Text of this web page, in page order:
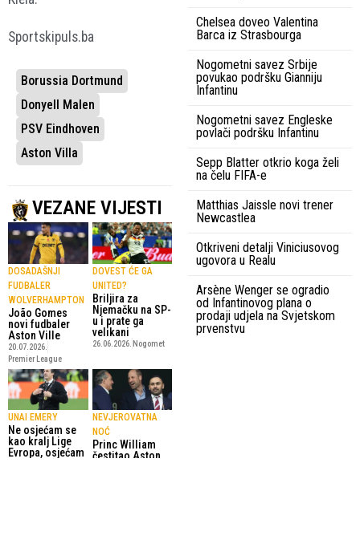
Sportskipuls.ba
Borussia Dortmund
Donyell Malen
PSV Eindhoven
Aston Villa
VEZANE VIJESTI
DOSADAŠNJI
FUDBALER
WOLVERHAMPTON
João Gomes
novi fudbaler
Aston Ville
20.07.2026.
Premier League
DOVEST ĆE GA
UNITED?
Briljira za
Njemačku na SP-
u i prate ga
velikani
26.06.2026. Nogomet
UNAI EMERY
Ne osjećam se
kao kralj Lige
Evropa, osjećam
NEVJEROVATNA
NOĆ
Princ William
čestitao Aston
Chelsea doveo Valentina
Barca iz Strasbourga
Nogometni savez Srbije
povukao podršku Gianniju
Infantinu
Nogometni savez Engleske
povlači podršku Infantinu
Sepp Blatter otkrio koga želi
na čelu FIFA-e
Matthias Jaissle novi trener
Newcastlea
Otkriveni detalji Viniciusovog
ugovora u Realu
Arsène Wenger se ogradio
od Infantinovog plana o
prodaji udjela na Svjetskom
prvenstvu